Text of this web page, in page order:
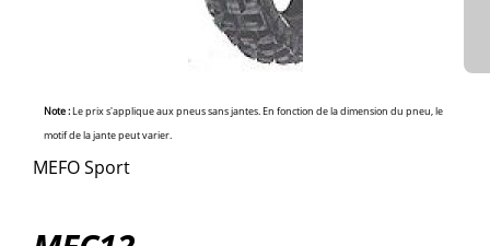
Note :Le prix s'applique aux pneus sans jantes. En fonction de la dimension du pneu, le
motif de la jante peut varier.
MEFO Sport